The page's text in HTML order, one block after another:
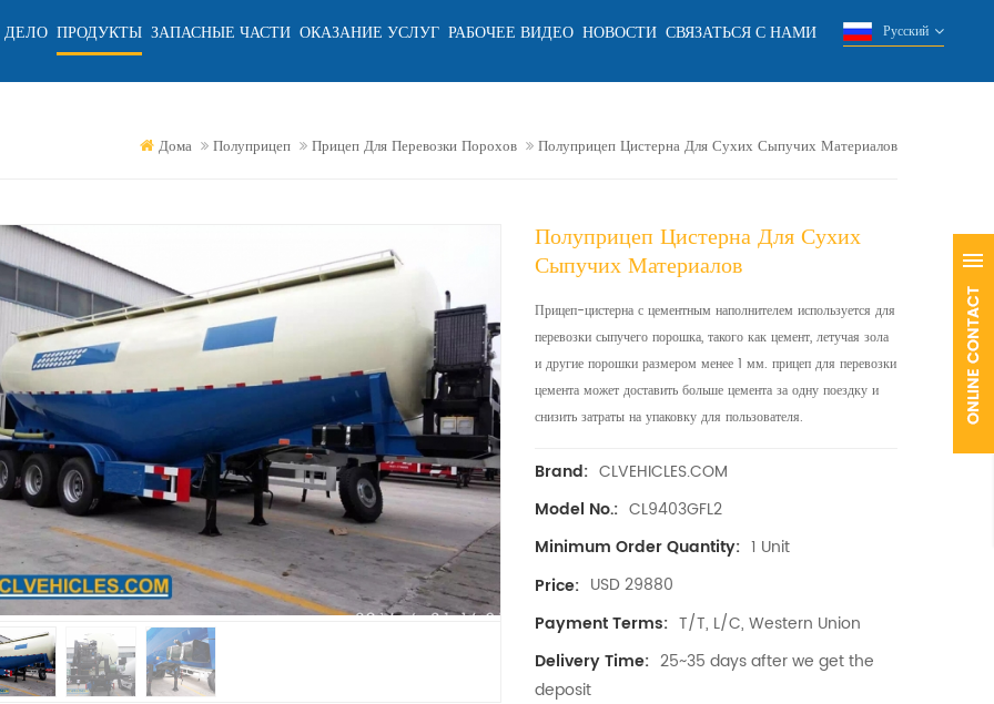
ПРОДУКТЫ ЗАПАСНЫЕ ЧАСТИ ОКАЗАНИЕ УСЛУГ РАБОЧЕЕ ВИДЕО НОВОСТИ СВЯЗАТЬСЯ С НАМИ Русский
Дома Полуприцеп Прицеп Для Перевозки Порохов Полуприцеп Цистерна Для Сухих Сыпучих Материалов
Полуприцеп Цистерна Для Сухих
Сыпучих Материалов
Прицеп-цистерна с цементным наполнителем используется для
перевозки сыпучего порошка, такого как цемент, летучая зола
и другие порошки размером менее 1 мм. прицеп для перевозки
цемента может доставить больше цемента за одну поездку и
снизить затраты на упаковку для пользователя.
Brand: CLVEHICLES.COM
Model No.: CL9403GFL2
Minimum Order Quantity: 1 Unit
Price: USD 29880
Payment Terms: T/T, L/C, Western Union
Delivery Time: 25~35 days after we get the
deposit